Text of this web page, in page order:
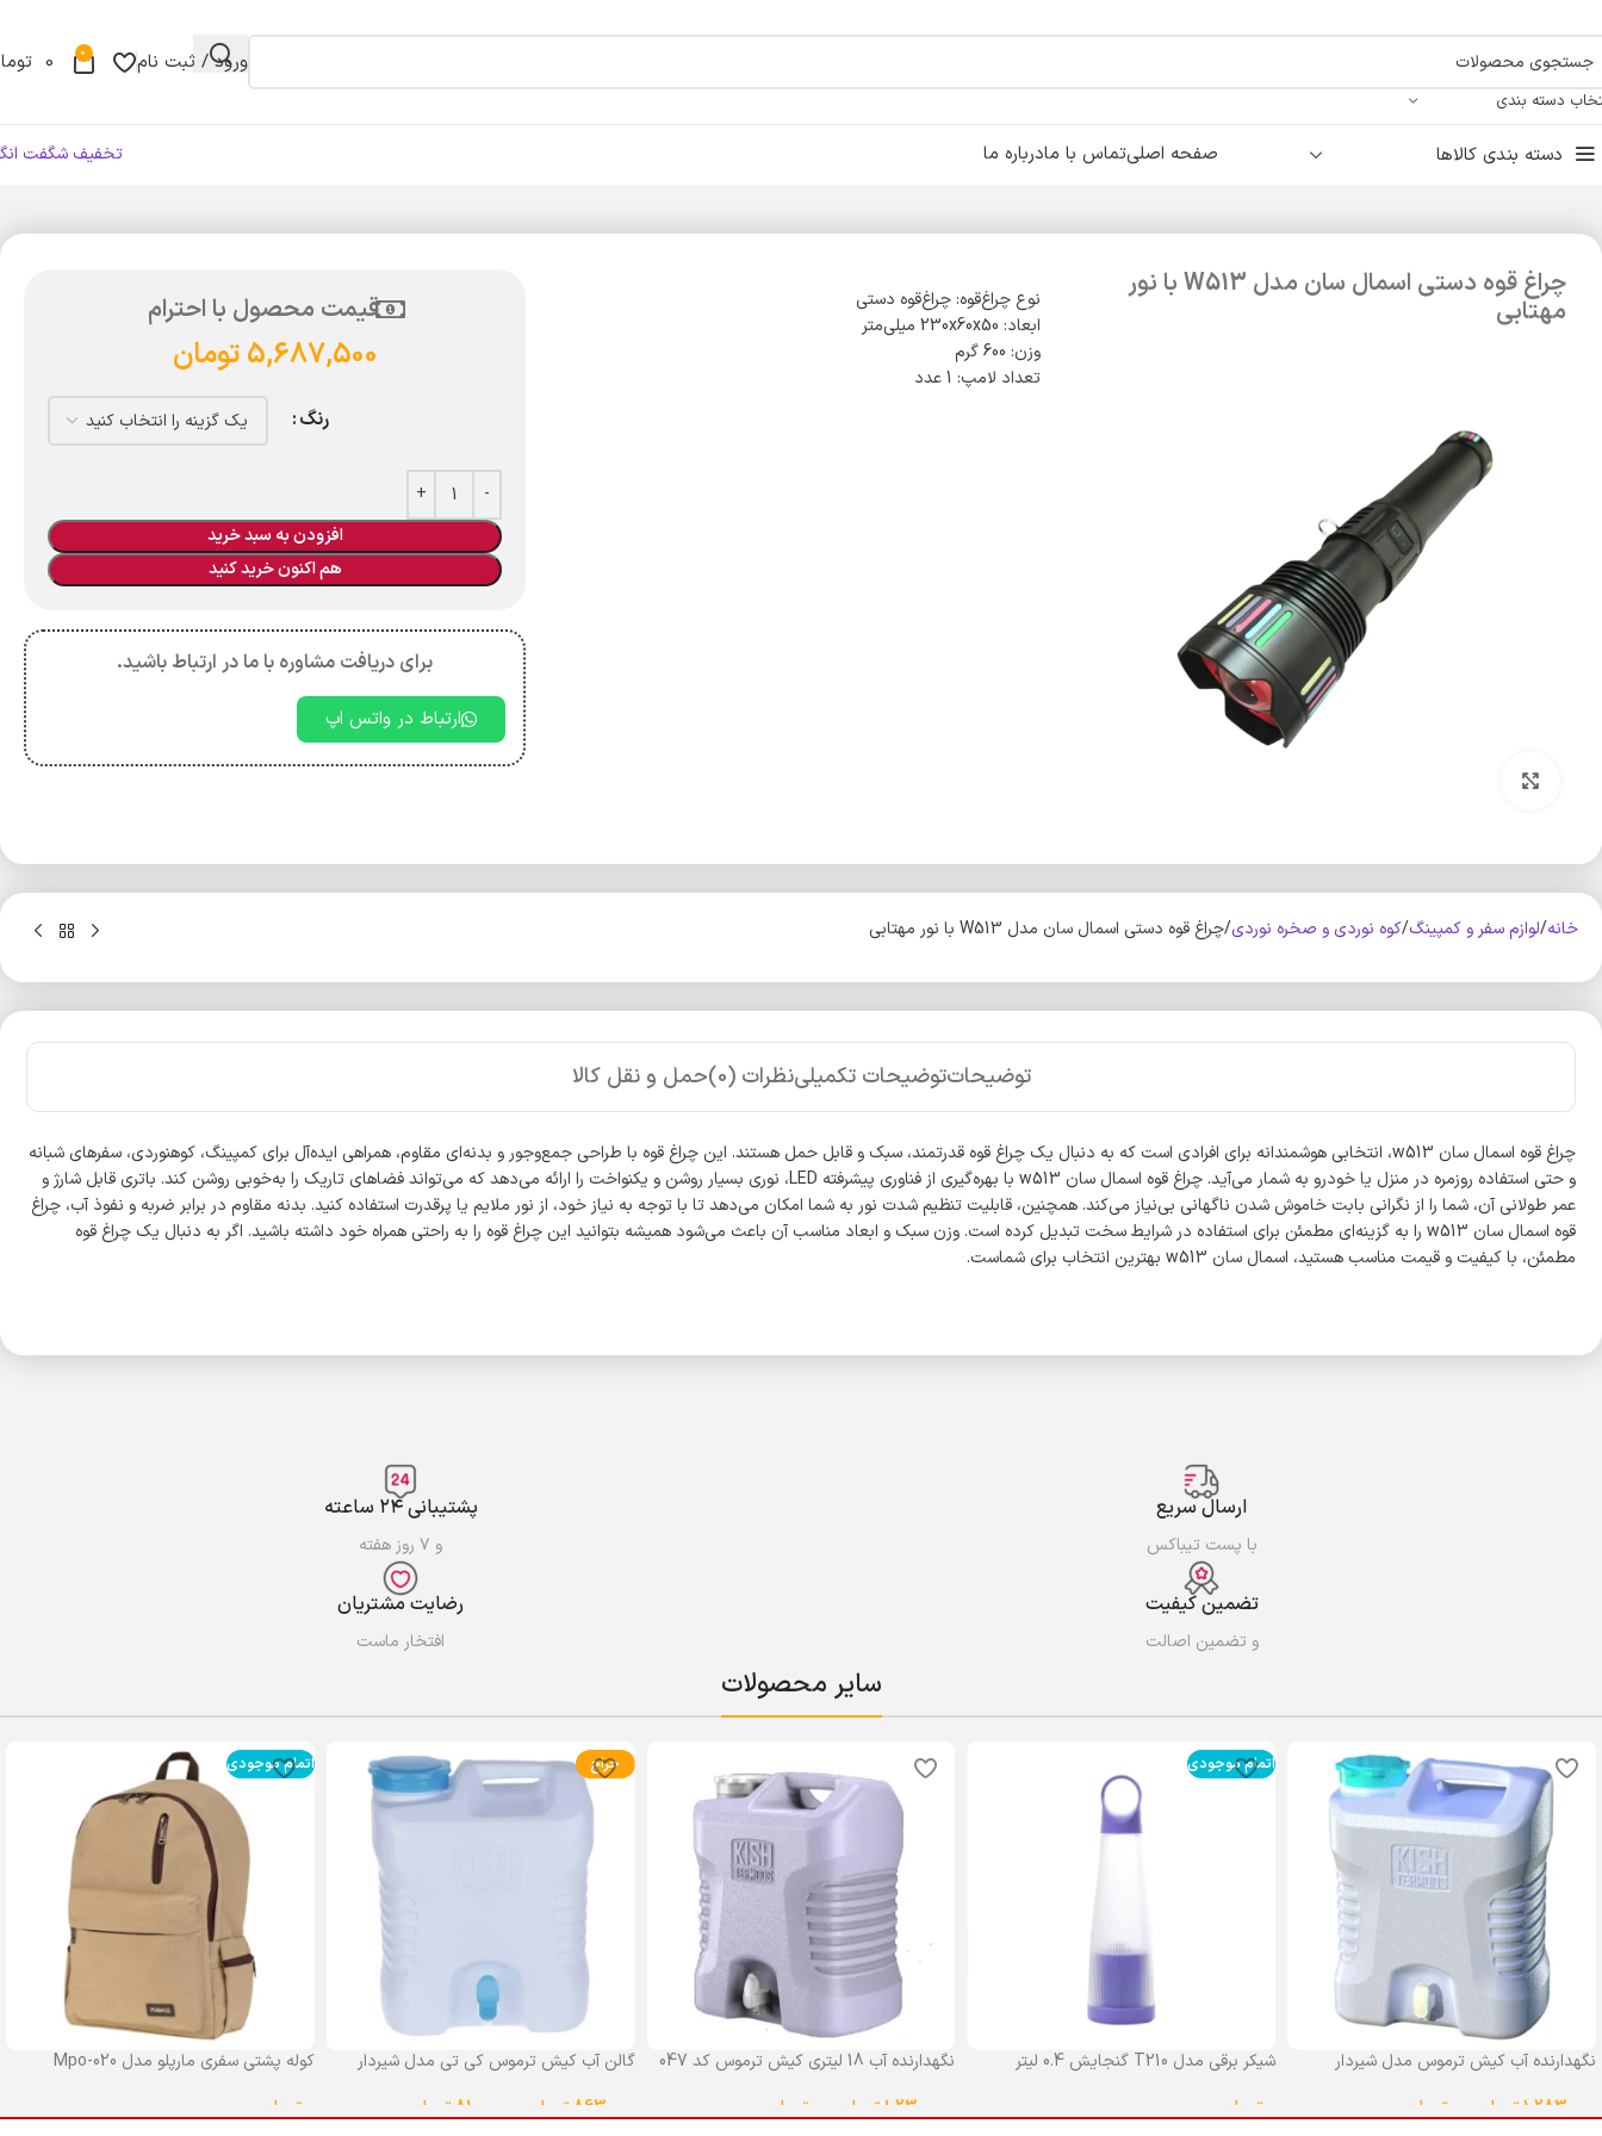
دسته بندی
ورود / ثبت نام 0
0
دسته بندی کالاها صفحه اصلیتماس با مادرباره ما تخفیف شگفت
چراغ قوه دستی اسمال سان مدل W513 با نور
مهتابی
نوع چراغ‌قوه: چراغ‌قوه دستی
ابعاد: 230x60x50 میلی‌متر
وزن: 600 گرم
تعداد لامپ: 1 عدد
قیمت محصول با احترام
5,687,500 تومان
رنگ
افزودن به سبد خرید
هم اکنون خرید کنید
برای دریافت مشاوره با ما در ارتباط باشید.
ارتباط در واتس اپ
خانه لوازم سفر و کمپینگ کوه‌ نوردی و صخره نوردی چراغ قوه دستی اسمال سان مدل W513 با نور مهتابی
توضیحاتتوضیحات تکمیلینظرات (0) حمل و نقل کالا
چراغ قوه اسمال سان w513، انتخابی هوشمندانه برای افرادی است که به دنبال یک چراغ قوه قدرتمند، سبک و قابل حمل هستند. این چراغ قوه با طراحی جمع‌وجور و بدنه‌ای مقاوم، همراهی ایده‌آل برای کمپینگ، کوهنوردی، سفرهای شبانه
و حتی استفاده روزمره در منزل یا خودرو به شمار می‌آید. چراغ قوه اسمال سان w513 با بهره‌گیری از فناوری پیشرفته LED، نوری بسیار روشن و یکنواخت را ارائه می‌دهد که می‌تواند فضاهای تاریک را به‌خوبی روشن کند. باتری قابل شارژ و
عمر طولانی آن، شما را از نگرانی بابت خاموش شدن ناگهانی بی‌نیاز می‌کند. همچنین، قابلیت تنظیم شدت نور به شما امکان می‌دهد تا با توجه به نیاز خود، از نور ملایم یا پرقدرت استفاده کنید. بدنه مقاوم در برابر ضربه و نفوذ آب، چراغ
قوه اسمال سان w513 را به گزینه‌ای مطمئن برای استفاده در شرایط سخت تبدیل کرده است. وزن سبک و ابعاد مناسب آن باعث می‌شود همیشه بتوانید این چراغ قوه را به راحتی همراه خود داشته باشید. اگر به دنبال یک چراغ قوه
مطمئن، با کیفیت و قیمت مناسب هستید، اسمال سان w513 بهترین انتخاب برای شماست.
ارسال سریع
با پست تیباکس
پشتیبانی ۲۴ ساعته
و ۷ روز هفته
تضمین کیفیت
و تضمین اصالت
رضایت مشتریان
افتخار ماست
سایر محصولات
نگهدارنده آب کیش ترموس مدل شیردار
1,283,000تومان تومان
اتمام موجودی
شیکر برقی مدل T210 گنجایش 0.4 لیتر
تومان
نگهدارنده آب 18 لیتری کیش ترموس کد 047
1,230,000تومان تومان
حراج
گالن آب کیش ترموس کی تی مدل شیردار
863,000 تومان 810,000 تومان
اتمام موجودی
کوله پشتی سفری مارپلو مدل Mpo-020
تومان